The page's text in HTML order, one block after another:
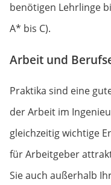
benötigen Lehrlinge
A* bis C).
Arbeit und
Praktika sind eine
der Arbeit im
gleichzeitig wichtige
für Arbeitgeber
Sie auch außerhalb